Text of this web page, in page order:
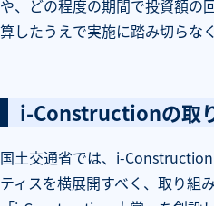
や、どの程度の期間で投資額の
算したうえで実施に踏み切らな
i-Constructionの取
国土交通省では、i-
ティスを横展開すべく、取り組